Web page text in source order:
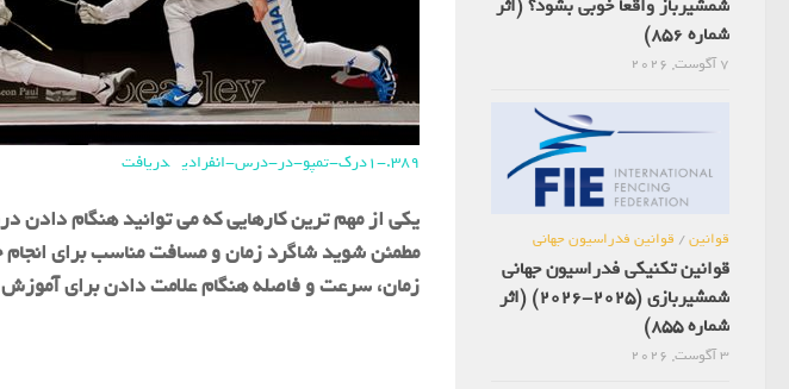
389.-1درک-تمپو-در-درس-انفرادی دریافت
یکی از مهم ترین کارهایی که می توانید هنگام
مطمئن شوید شاگرد زمان و مسافت مناسب برای
زمان، سرعت و فاصله هنگام علامت دادن برای
شمشیرباز واقعاً خوبی بشود؟ (اثر
شماره 856)
7 آگوست, 2026
قوانین/ قوانین فدراسیون جهانی
قوانین تکنیکی فدراسیون جهانی
شمشیربازی (2025-2026) (اثر
شماره 855)
3 آگوست, 2026